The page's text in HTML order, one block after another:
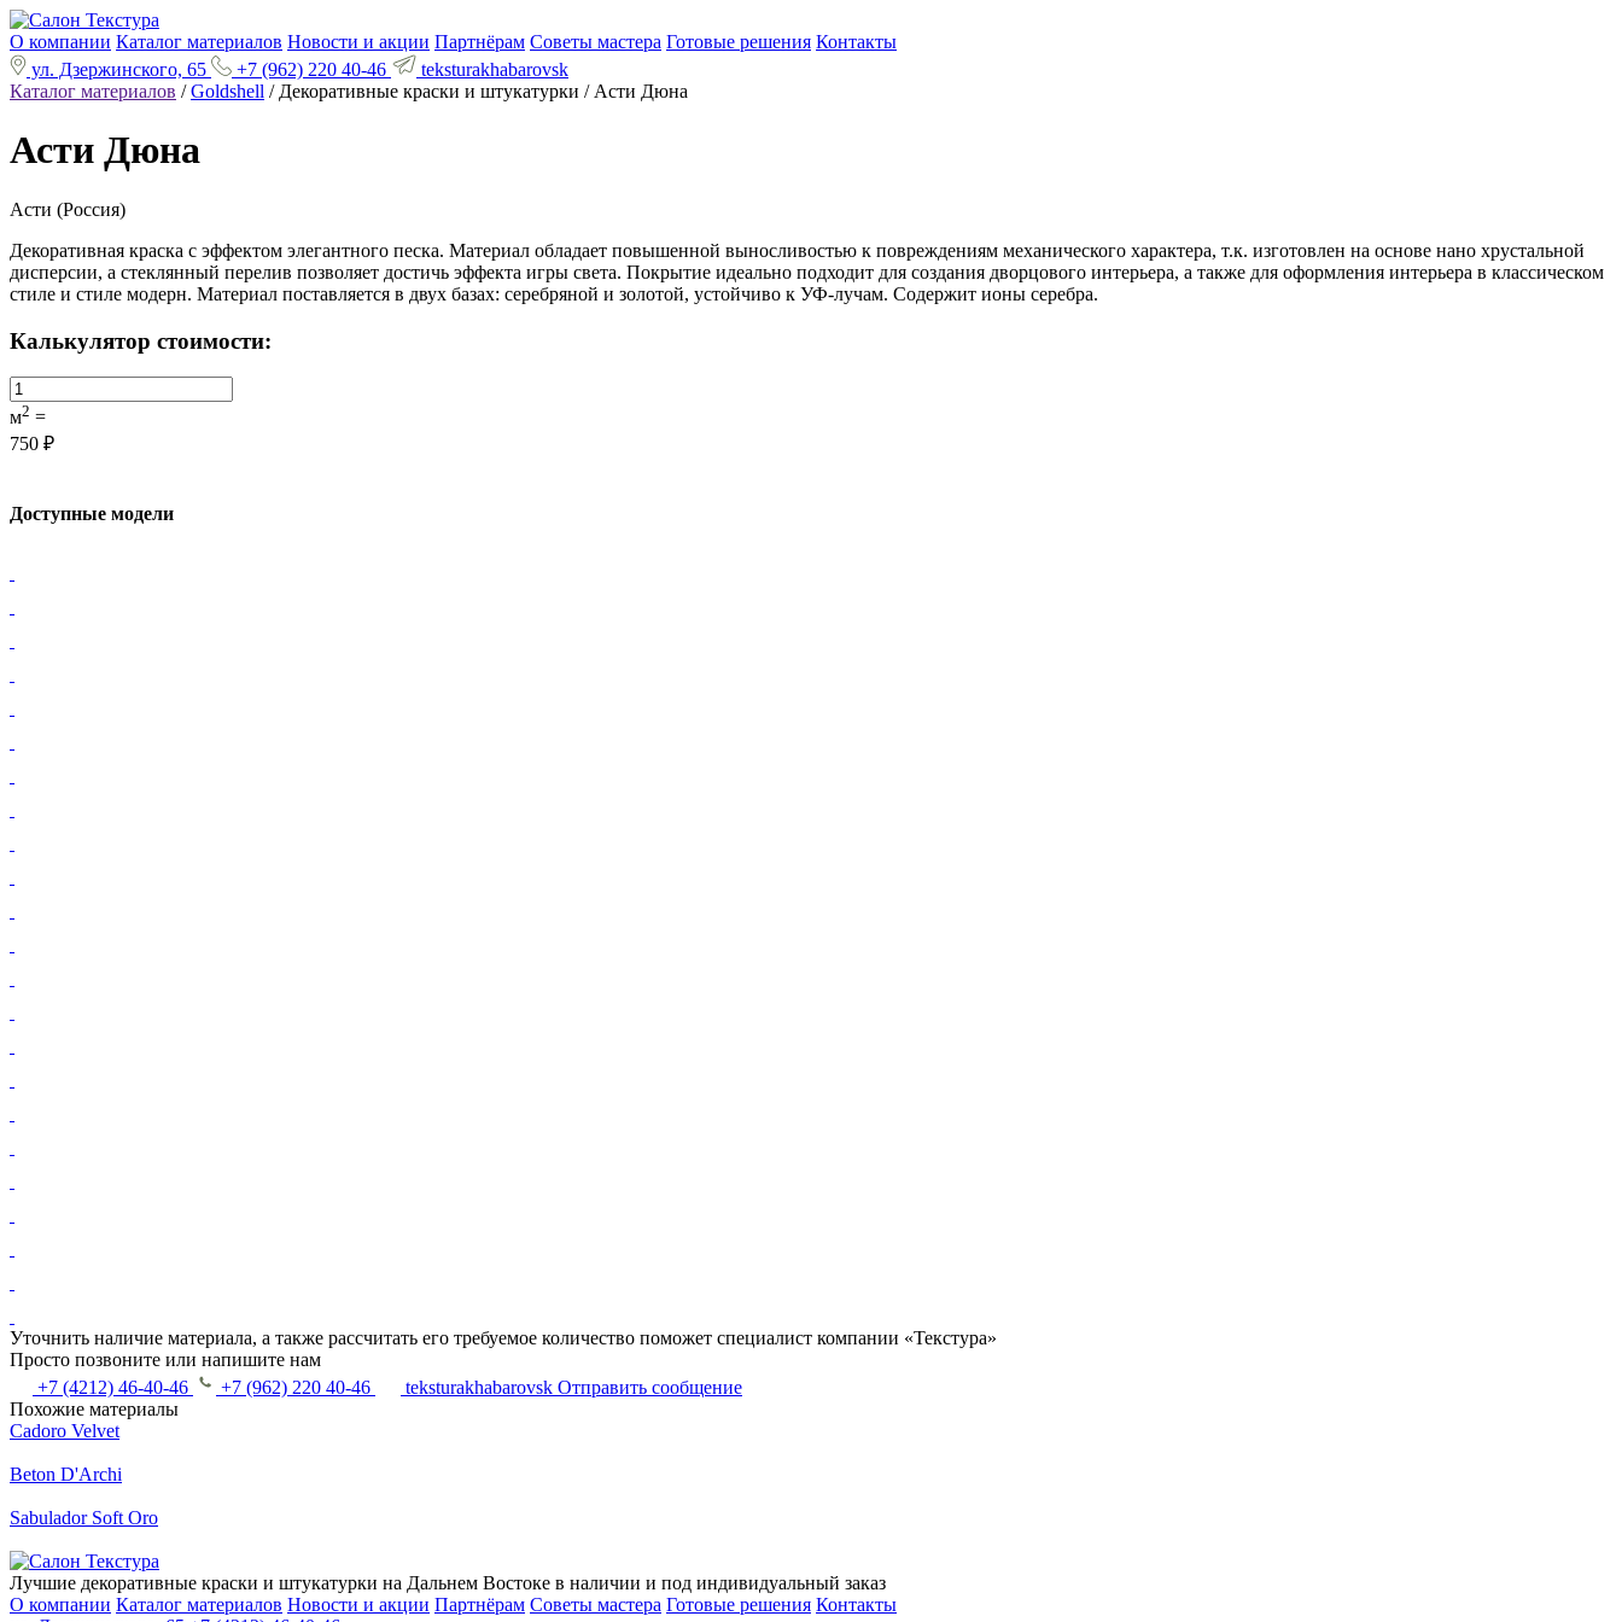
О компании Каталог материалов Новости и акции Партнёрам Советы мастера Готовые решения Контакты
ул. Дзержинского, 65
+7 (962) 220 40-46
teksturakhabarovsk
Каталог материалов /Goldshell / Декоративные краски и штукатурки / Асти Дюна
Асти Дюна
Асти (Россия)
Декоративная краска с эффектом элегантного песка. Материал обладает повышенной выносливостью к повреждениям механического характера, т.к. изготовлен на основе нано хрустальной
дисперсии, а стеклянный перелив позволяет достичь эффекта игры света. Покрытие идеально подходит для создания дворцового интерьера, а также для оформления интерьера в классическом
стиле и стиле модерн. Материал поставляется в двух базах: серебряной и золотой, устойчиво к УФ-лучам. Содержит ионы серебра.
Калькулятор стоимости:
м2 =
750 ₽
Доступные модели
Уточнить наличие материала, а также рассчитать его требуемое количество поможет специалист компании «Текстура»
Просто позвоните или напишите нам
+7 (4212) 46-40-46
+7 (962) 220 40-46 teksturakhabarovsk Отправить сообщение
Похожие материалы
Cadoro Velvet
Beton D'Archi
Sabulador Soft Oro
Лучшие декоративные краски и штукатурки на Дальнем Востоке в наличии и под индивидуальный заказ
О компании Каталог материалов Новости и акции Партнёрам Советы мастера Готовые решения Контакты